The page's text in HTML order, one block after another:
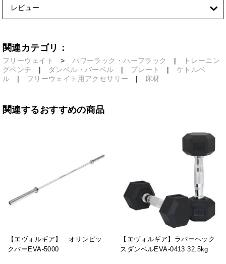
レビュー
関連カテゴリ：
フリーウェイト > パワーラック・ハーフラック |
トレーニン
グベンチ
| ダンベル・バーベル | プレート | ケトルベ
ル | フリーウェイト用アクセサリー | 床材
関連するおすすめの商品
【エヴォルギア】 オリンピッ
クバーEVA-5000
【エヴォルギア】ラバーヘック
スダンベルEVA-0413 32.5kg